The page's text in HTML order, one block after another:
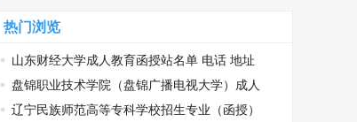
热门浏览
山东财经大学成人教育函授站名单 电话 地址
盘锦职业技术学院（盘锦广播电视大学）成人
本、专科学历教育招生
辽宁民族师范高等专科学校招生专业（函授）